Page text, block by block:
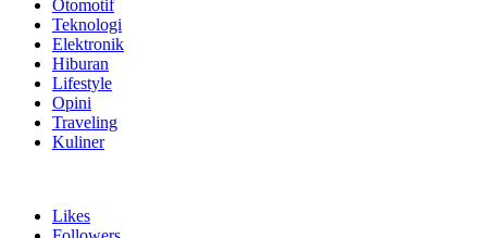
Otomotif
Teknologi
Elektronik
Hiburan
Lifestyle
Opini
Traveling
Kuliner
Likes